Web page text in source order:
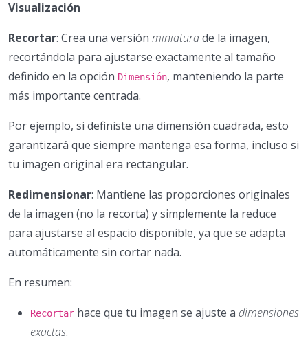
Visualización
Recortar: Crea una versión miniaturade la imagen,
recortándola para ajustarse exactamente al tamaño
definido en la opción Dimensión, manteniendo la parte
más importante centrada.
Por ejemplo, si definiste una dimensión cuadrada, esto
garantizará que siempre mantenga esa forma, incluso si
tu imagen original era rectangular.
Redimensionar: Mantiene las proporciones originales
de la imagen (no la recorta) y simplemente la reduce
para ajustarse al espacio disponible, ya que se adapta
automáticamente sin cortar nada.
En resumen:
Recortar hace que tu imagen se ajuste a dimensiones
exactas.